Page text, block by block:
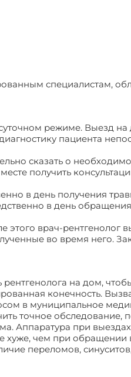
специалистам,
режиме. Выезд
пациента
сказать о
получить
в день получения
в день
этого врач-рентгенолог
во время него.
на дом,
конечность.
в муниципальное
точное обследование,
Аппаратура при выездах
хуже, чем при обращении
переломов,